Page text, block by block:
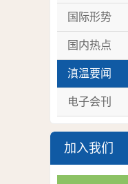
国际形势
国内热点
滇温要闻
电子会刊
加入我们